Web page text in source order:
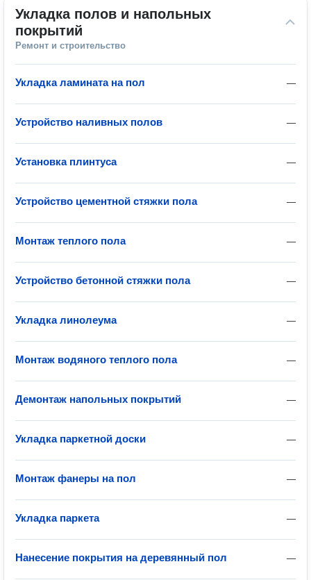
Укладка полов и напольных
покрытий
Ремонт и строительство
—
Укладка ламината на пол
—
Устройство наливных полов
—
Установка плинтуса
—
Устройство цементной стяжки пола
—
Монтаж теплого пола
—
Устройство бетонной стяжки пола
—
Укладка линолеума
—
Монтаж водяного теплого пола
—
Демонтаж напольных покрытий
—
Укладка паркетной доски
—
Монтаж фанеры на пол
—
Укладка паркета
—
Нанесение покрытия на деревянный пол